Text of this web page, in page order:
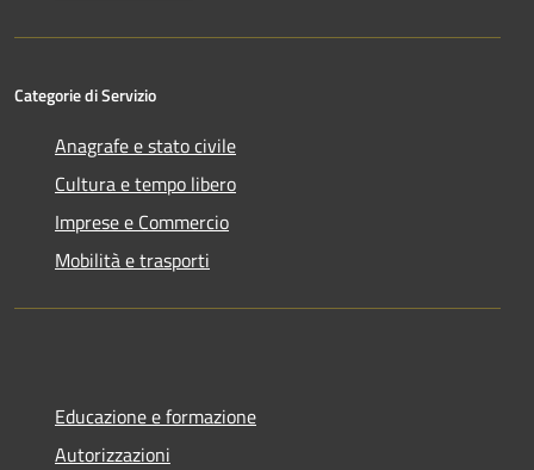
Categorie di Servizio
Anagrafe e stato civile
Cultura e tempo libero
Imprese e Commercio
Mobilità e trasporti
Educazione e formazione
Autorizzazioni